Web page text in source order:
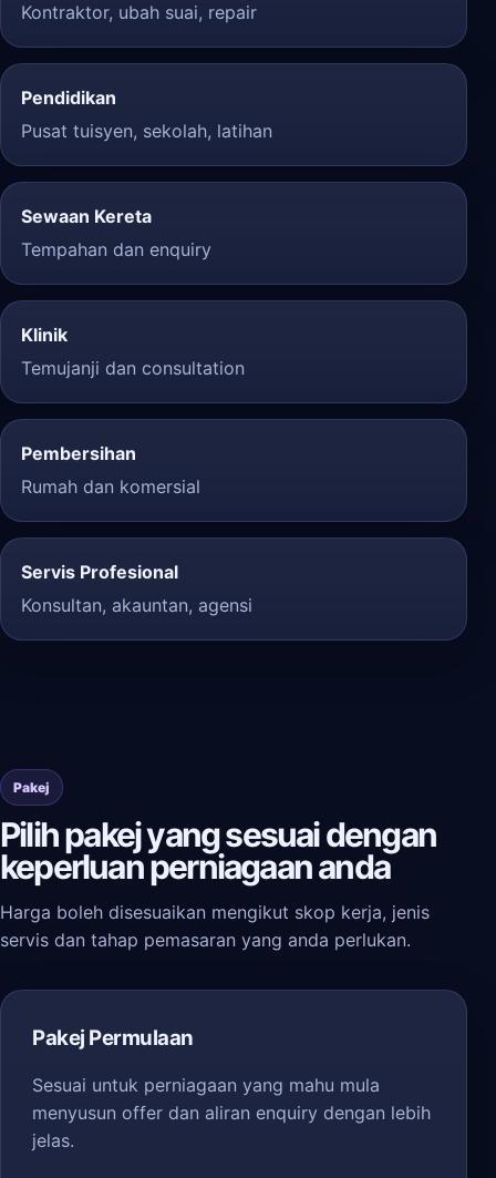
Kontraktor, ubah suai, repair
Pendidikan
Pusat tuisyen, sekolah, latihan
Sewaan Kereta
Tempahan dan enquiry
Klinik
Temujanji dan consultation
Pembersihan
Rumah dan komersial
Servis Profesional
Konsultan, akauntan, agensi
Pakej
Pilih pakej yang sesuai dengan
keperluan perniagaan anda
Harga boleh disesuaikan mengikut skop kerja, jenis
servis dan tahap pemasaran yang anda perlukan.
Pakej Permulaan
Sesuai untuk perniagaan yang mahu mula
menyusun offer dan aliran enquiry dengan lebih
jelas.